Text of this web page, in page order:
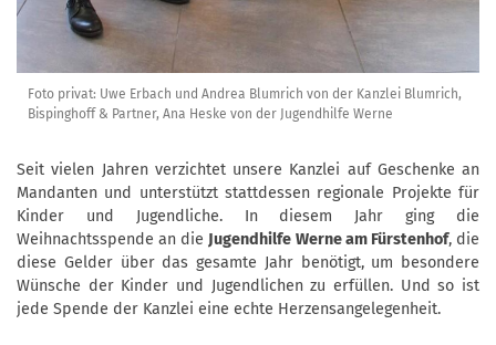
Foto privat: Uwe Erbach und Andrea Blumrich von der Kanzlei Blumrich,
Bispinghoff & Partner, Ana Heske von der Jugendhilfe Werne
Seit vielen Jahren verzichtet unsere Kanzlei auf Geschenke an
Mandanten und unterstützt stattdessen regionale Projekte für
Kinder und Jugendliche. In diesem Jahr ging die
Weihnachtsspende an dieJugendhilfe Werne am Fürstenhof, die
diese Gelder über das gesamte Jahr benötigt, um besondere
Wünsche der Kinder und Jugendlichen zu erfüllen. Und so ist
jede Spende der Kanzlei eine echte Herzensangelegenheit.